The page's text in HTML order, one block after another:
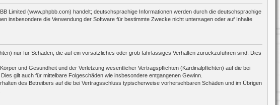
Limited (www.phpbb.com) handelt; deutschsprachige Informationen werden durch die deutschsprachige
insbesondere die Verwendung der Software für bestimmte Zwecke nicht untersagen oder auf Inhalte
nur für Schäden, die auf ein vorsätzliches oder grob fahrlässiges Verhalten zurückzuführen sind. Dies
und Gesundheit und der Verletzung wesentlicher Vertragspflichten (Kardinalpflichten) auf die bei
gilt auch für mittelbare Folgeschäden wie insbesondere entgangenen Gewinn.
des Betreibers auf die bei Vertragsschluss typischerweise vorhersehbaren Schäden und im Übrigen